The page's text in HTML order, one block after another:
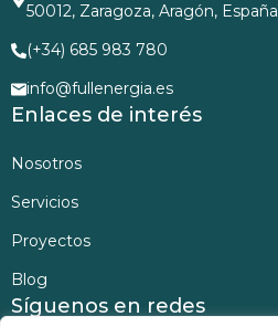
50012, Zaragoza, Aragón, España
(+34) 685 983 780
info@fullenergia.es
Enlaces de interés
Nosotros
Servicios
Proyectos
Blog
Síguenos en redes